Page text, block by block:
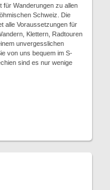
für Wanderungen zu allen
Schweiz. Die
alle Voraussetzungen für
Klettern, Radtouren
unvergesslichen
von uns bequem im S-
sind es nur wenige